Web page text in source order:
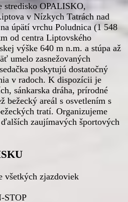
stredisko OPALISKO,
v Nízkych Tatrách nad
úpätí vrchu Poludnica (1 548
od centra Liptovského
výške 640 m n.m. a stúpa až
umelo zasnežovaných
poskytujú dostatočný
v radoch. K dispozícii je
sánkarska dráha, prírodné
bežecký areál s osvetlením s
tratí. Organizujeme
zaujímavých športových
všetkých zjazdoviek
STOP